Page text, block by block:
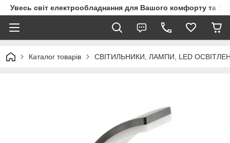
Увесь світ електрообладнання для Вашого комфорту та
Каталог товарів СВІТИЛЬНИКИ, ЛАМПИ, LED